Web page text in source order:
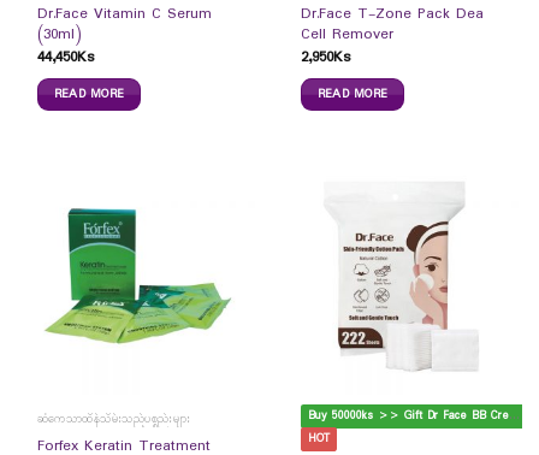
Dr.Face Vitamin C Serum
(30ml)
44,450Ks
READ MORE
Dr.Face T-Zone Pack Dea
Cell Remover
2,950Ks
READ MORE
ဆံကေသာထိန်သိမ်းသည့်ပစ္စည်းများ
Forfex Keratin Treatment
B
uy 50000ks >> Gift Dr Face BB Cream
HOT